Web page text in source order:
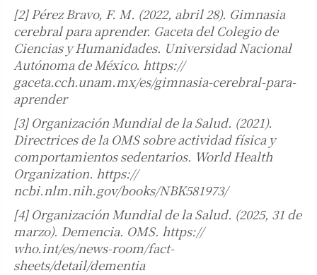
[2] Pérez Bravo, F. M. (2022, abril 28). Gimnasia
cerebral para aprender. Gaceta del Colegio de
Ciencias y Humanidades. Universidad Nacional
Autónoma de México. https://
gaceta.cch.unam.mx/es/gimnasia-cerebral-para-
aprender
[3] Organización Mundial de la Salud. (2021).
Directrices de la OMS sobre actividad física y
comportamientos sedentarios. World Health
Organization. https://
ncbi.nlm.nih.gov/books/NBK581973/
[4] Organización Mundial de la Salud. (2025, 31 de
marzo). Demencia. OMS. https://
who.int/es/news-room/fact-
sheets/detail/dementia